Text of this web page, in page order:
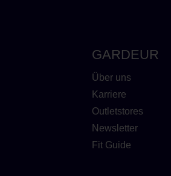
GARDEUR
Über uns
Karriere
Outletstores
Newsletter
Fit Guide